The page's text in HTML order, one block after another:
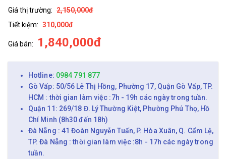
Giá thị trường: 2,150,000đ
Tiết kiệm: 310,000đ
Giá bán: 1,840,000đ
Hotline: 0984 791 877
Gò Vấp: 50/56 Lê Thị Hồng, Phường 17, Quận Gò Vấp, TP.
HCM : thời gian làm việc :7h - 19h các ngày trong tuần.
Quận 11: 269/18 Đ. Lý Thường Kiệt, Phường Phú Thọ, Hồ
Chí Minh (8h30 đến 18h)
Đà Nẵng : 41 Đoàn Nguyễn Tuấn, P. Hòa Xuân, Q. Cẩm Lệ,
TP. Đà Nẵng : thời gian làm việc :8h - 17h các ngày trong
tuần.